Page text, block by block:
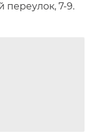
переулок, 7-9.